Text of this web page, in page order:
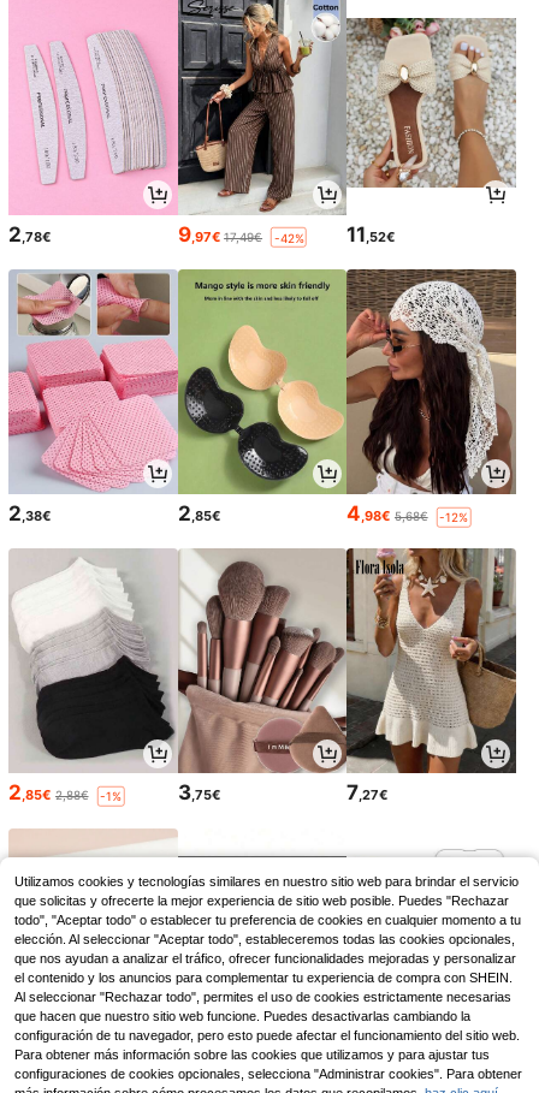
2,78€ 9,97€ 17,49€ -42% 11,52€
2,38€ 2,85€ 4,98€ 5,68€ -12%
2,85€ 2,88€ -1% 3,75€ 7,27€
3,45€ 2,26€ 4,22€
Utilizamos cookies y tecnologías similares en nuestro sitio web para brindar el servicio
que solicitas y ofrecerte la mejor experiencia de sitio web posible. Puedes "Rechazar
todo", "Aceptar todo" o establecer tu preferencia de cookies en cualquier momento a tu
elección. Al seleccionar "Aceptar todo", estableceremos todas las cookies opcionales,
que nos ayudan a analizar el tráfico, ofrecer funcionalidades mejoradas y personalizar
el contenido y los anuncios para complementar tu experiencia de compra con SHEIN.
Al seleccionar "Rechazar todo", permites el uso de cookies estrictamente necesarias
que hacen que nuestro sitio web funcione. Puedes desactivarlas cambiando la
configuración de tu navegador, pero esto puede afectar el funcionamiento del sitio web.
Para obtener más información sobre las cookies que utilizamos y para ajustar tus
configuraciones de cookies opcionales, selecciona "Administrar cookies". Para obtener